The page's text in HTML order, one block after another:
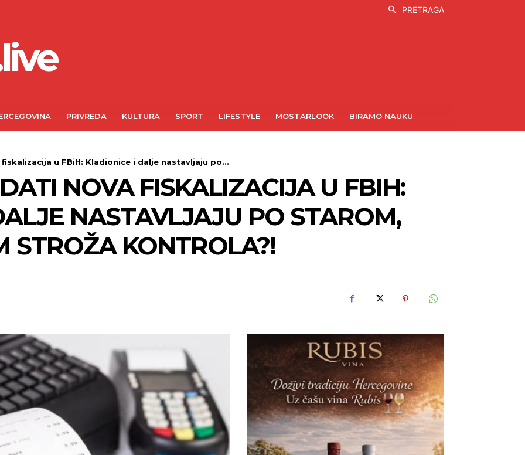
PRETRAGA
PRIVREDA KULTURA SPORT LIFESTYLE MOSTARLOOK BIRAMO NAUKU
u FBiH: Kladionice i dalje nastavljaju po...
NOVA FISKALIZACIJA U FBIH:
NASTAVLJAJU PO STAROM,
STROŽA KONTROLA?!